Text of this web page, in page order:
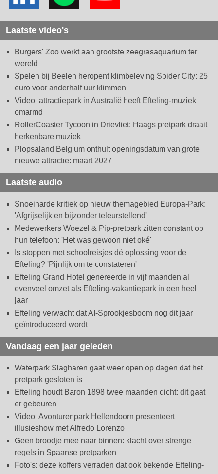
Laatste video's
Burgers' Zoo werkt aan grootste zeegrasaquarium ter
wereld
Spelen bij Beelen heropent klimbeleving Spider City: 25
euro voor anderhalf uur klimmen
Video: attractiepark in Australië heeft Efteling-muziek
omarmd
RollerCoaster Tycoon in Drievliet: Haags pretpark draait
herkenbare muziek
Plopsaland Belgium onthult openingsdatum van grote
nieuwe attractie: maart 2027
Laatste audio
Snoeiharde kritiek op nieuw themagebied Europa-Park:
'Afgrijselijk en bijzonder teleurstellend'
Medewerkers Woezel & Pip-pretpark zitten constant op
hun telefoon: 'Het was gewoon niet oké'
Is stoppen met schoolreisjes dé oplossing voor de
Efteling? 'Pijnlijk om te constateren'
Efteling Grand Hotel genereerde in vijf maanden al
evenveel omzet als Efteling-vakantiepark in een heel
jaar
Efteling verwacht dat AI-Sprookjesboom nog dit jaar
geïntroduceerd wordt
Vandaag een jaar geleden
Waterpark Slagharen gaat weer open op dagen dat het
pretpark gesloten is
Efteling houdt Baron 1898 twee maanden dicht: dit gaat
er gebeuren
Video: Avonturenpark Hellendoorn presenteert
illusieshow met Alfredo Lorenzo
Geen broodje mee naar binnen: klacht over strenge
regels in Spaanse pretparken
Foto's: deze koffers verraden dat ook bekende Efteling-